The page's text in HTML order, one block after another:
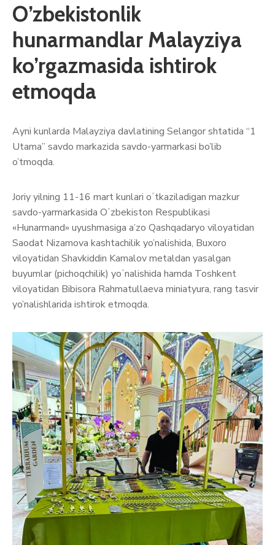
O’zbekistonlik
hunarmandlar Malayziya
ko’rgazmasida ishtirok
etmoqda
Ayni kunlarda Malayziya davlatining Selangor shtatida “1
Utama” savdo markazida savdo-yarmarkasi bo’lib
o’tmoqda.
Joriy yilning 11-16 mart kunlari oʼtkaziladigan mazkur
savdo-yarmarkasida Oʼzbekiston Respublikasi
«Hunarmand» uyushmasiga a’zo Qashqadaryo viloyatidan
Saodat Nizamova kashtachilik yo’nalishida, Buxoro
viloyatidan Shavkiddin Kamalov metaldan yasalgan
buyumlar (pichoqchilik) yoʼnalishida hamda Toshkent
viloyatidan Bibisora Rahmatullaeva miniatyura, rang tasvir
yo’nalishlarida ishtirok etmoqda.